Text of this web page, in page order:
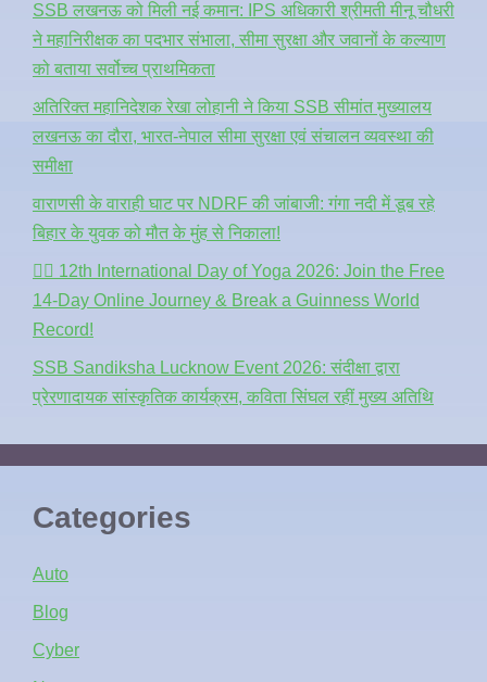
SSB लखनऊ को मिली नई कमान: IPS अधिकारी श्रीमती मीनू चौधरी
ने महानिरीक्षक का पदभार संभाला, सीमा सुरक्षा और जवानों के कल्याण
को बताया सर्वोच्च प्राथमिकता
अतिरिक्त महानिदेशक रेखा लोहानी ने किया SSB सीमांत मुख्यालय
लखनऊ का दौरा, भारत-नेपाल सीमा सुरक्षा एवं संचालन व्यवस्था की
समीक्षा
वाराणसी के वाराही घाट पर NDRF की जांबाजी: गंगा नदी में डूब रहे
बिहार के युवक को मौत के मुंह से निकाला!
🧘‍♂️ 12th International Day of Yoga 2026: Join the Free
14-Day Online Journey & Break a Guinness World
Record!
SSB Sandiksha Lucknow Event 2026: संदीक्षा द्वारा
प्रेरणादायक सांस्कृतिक कार्यक्रम, कविता सिंघल रहीं मुख्य अतिथि
Categories
Auto
Blog
Cyber